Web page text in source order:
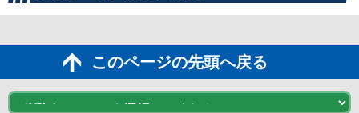
このページの先頭へ戻る